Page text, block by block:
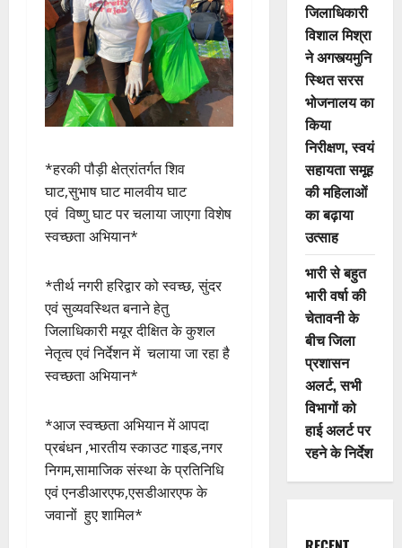
*हरकी पौड़ी क्षेत्रांतर्गत शिव
घाट,सुभाष घाट मालवीय घाट
एवं विष्णु घाट पर चलाया जाएगा विशेष
स्वच्छता अभियान*
*तीर्थ नगरी हरिद्वार को स्वच्छ, सुंदर
एवं सुव्यवस्थित बनाने हेतु
जिलाधिकारी मयूर दीक्षित के कुशल
नेतृत्व एवं निर्देशन में चलाया जा रहा है
स्वच्छता अभियान*
*आज स्वच्छता अभियान में आपदा
प्रबंधन ,भारतीय स्काउट गाइड,नगर
निगम,सामाजिक संस्था के प्रतिनिधि
एवं एनडीआरएफ,एसडीआरएफ के
जवानों हुए शामिल*
जिलाधिकारी
विशाल मिश्रा
ने अगस्त्यमुनि
स्थित सरस
भोजनालय का
किया
निरीक्षण, स्वयं
सहायता समूह
की महिलाओं
का बढ़ाया
उत्साह
भारी से बहुत
भारी वर्षा की
चेतावनी के
बीच जिला
प्रशासन
अलर्ट, सभी
विभागों को
हाई अलर्ट पर
रहने के निर्देश